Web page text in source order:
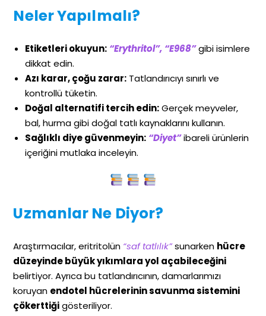
Neler Yapılmalı?
Etiketleri okuyun: “Erythritol”, “E968”gibi isimlere
dikkat edin.
Azı karar, çoğu zarar: Tatlandırıcıyı sınırlı ve
kontrollü tüketin.
Doğal alternatifi tercih edin:Gerçek meyveler,
bal, hurma gibi doğal tatlı kaynaklarını kullanın.
Sağlıklı diye güvenmeyin: “Diyet”ibareli ürünlerin
içeriğini mutlaka inceleyin.
Uzmanlar Ne Diyor?
Araştırmacılar, eritritolün “saf tatlılık”sunarken hücre
düzeyinde büyük yıkımlara yol açabileceğini
belirtiyor. Ayrıca bu tatlandırıcının, damarlarımızı
koruyan endotel hücrelerinin savunma sistemini
çökerttiğigösteriliyor.